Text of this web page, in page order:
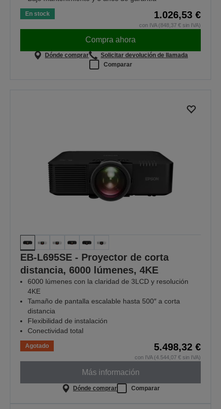
En stock 1.026,53 €
con IVA (848,37 € sin IVA)
Compra ahora
Dónde comprar
Solicitar devolución de llamada
Comparar
EB-L695SE - Proyector de corta
distancia, 6000 lúmenes, 4KE
6000 lúmenes con la claridad de 3LCD y resolución
4KE
Tamaño de pantalla escalable hasta 500″ a corta
distancia
Flexibilidad de instalación
Conectividad total
Agotado 5.498,32 €
con IVA (4.544,07 € sin IVA)
Más información
Dónde comprar Comparar